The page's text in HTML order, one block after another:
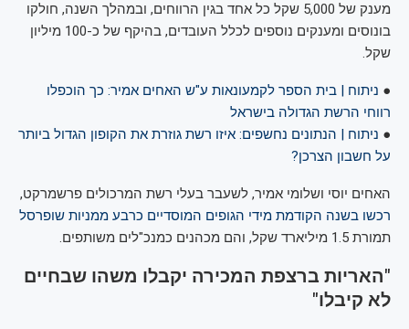
מענק של 5,000 שקל כל אחד בגין הרווחים, ובמהלך השנה, חולקו
בונוסים ומענקים נוספים לכלל העובדים, בהיקף של כ-100 מיליון
שקל.
● ניתוח | בית הספר לקמעונאות ע"ש האחים אמיר: כך הוכפלו
רווחי הרשת הגדולה בישראל
● ניתוח | הנתונים נחשפים: איזו רשת גוזרת את הקופון הגדול ביותר
על חשבון הצרכן?
האחים יוסי ושלומי אמיר, לשעבר בעלי רשת המרכולים פרשמרקט,
רכשו בשנה הקודמת מידי הגופים המוסדיים כרבע ממניות שופרסל
תמורת 1.5 מיליארד שקל, והם מכהנים כמנכ"לים משותפים.
"האריות ברצפת המכירה יקבלו משהו שבחיים
לא קיבלו"